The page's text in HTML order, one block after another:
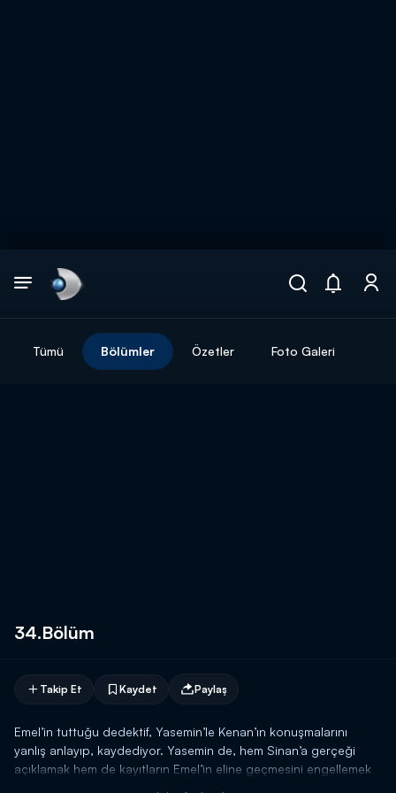
Tümü Bölümler Özetler Foto Galeri
34.Bölüm
Takip Et Kaydet Paylaş
Emel’in tuttuğu dedektif, Yasemin’le Kenan’ın konuşmalarını
yanlış anlayıp, kaydediyor. Yasemin de, hem Sinan’a gerçeği
açıklamak hem de kayıtların Emel’in eline geçmesini engellemek